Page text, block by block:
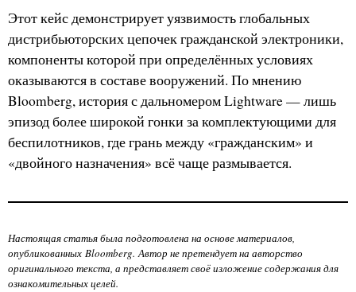
Этот кейс демонстрирует уязвимость глобальных
дистрибьюторских цепочек гражданской электроники,
компоненты которой при определённых условиях
оказываются в составе вооружений. По мнению
Bloomberg, история с дальномером Lightware — лишь
эпизод более широкой гонки за комплектующими для
беспилотников, где грань между «гражданским» и
«двойного назначения» всё чаще размывается.
Настоящая статья была подготовлена на основе материалов,
опубликованных Bloomberg. Автор не претендует на авторство
оригинального текста, а представляет своё изложение содержания для
ознакомительных целей.